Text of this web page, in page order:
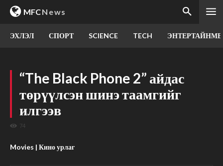
MFCNews
ЭХЛЭЛ СПОРТ SCIENCE TECH
“The Black Phone 2” айдас
төрүүлсэн шинэ таамгийг
илгээв
74
Movies | Кино урлаг